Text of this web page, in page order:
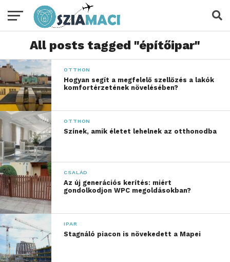
All posts tagged "építőipar"
OTTHON
Hogyan segít a megfelelő szellőzés a lakók
komfortérzetének növelésében?
OTTHON
Színek, amik életet lehelnek az otthonodba
CSALÁD
Az új generációs kerítés: miért
gondolkodjon WPC megoldásokban?
IPAR
Stagnáló piacon is növekedett a Mapei